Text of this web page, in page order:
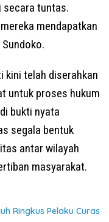
secara tuntas.
mendapatkan
kini telah diserahkan
untuk proses hukum
bukti nyata
segala bentuk
antar wilayah
masyarakat.
Ringkus Pelaku Curas